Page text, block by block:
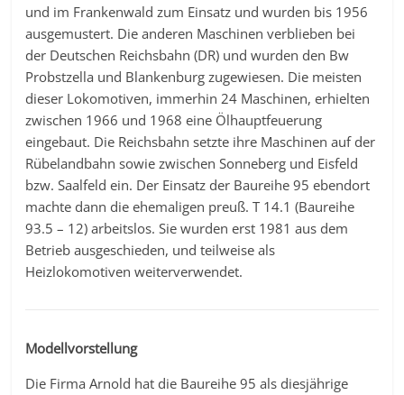
und im Frankenwald zum Einsatz und wurden bis 1956
ausgemustert. Die anderen Maschinen verblieben bei
der Deutschen Reichsbahn (DR) und wurden den Bw
Probstzella und Blankenburg zugewiesen. Die meisten
dieser Lokomotiven, immerhin 24 Maschinen, erhielten
zwischen 1966 und 1968 eine Ölhauptfeuerung
eingebaut. Die Reichsbahn setzte ihre Maschinen auf der
Rübelandbahn sowie zwischen Sonneberg und Eisfeld
bzw. Saalfeld ein. Der Einsatz der Baureihe 95 ebendort
machte dann die ehemaligen preuß. T 14.1 (Baureihe
93.5 – 12) arbeitslos. Sie wurden erst 1981 aus dem
Betrieb ausgeschieden, und teilweise als
Heizlokomotiven weiterverwendet.
Modellvorstellung
Die Firma Arnold hat die Baureihe 95 als diesjährige